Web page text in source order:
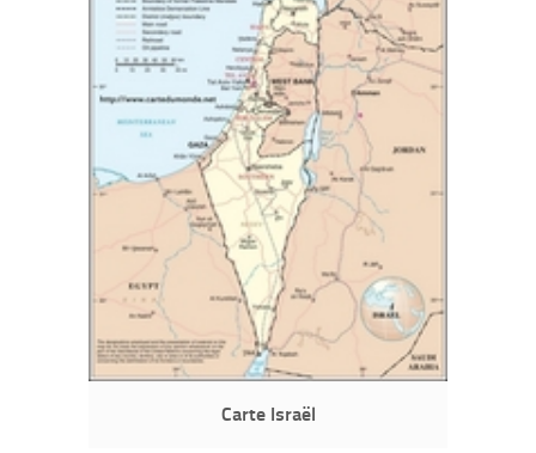
Carte Israël